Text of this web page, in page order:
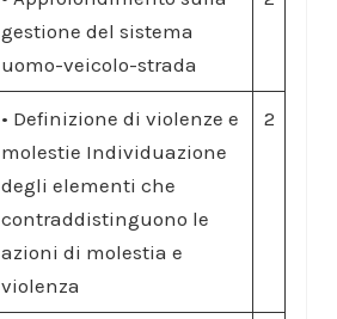
gestione del sistema
uomo-veicolo-strada
• Definizione di violenze e
molestie Individuazione
degli elementi che
contraddistinguono le
azioni di molestia e
violenza
2